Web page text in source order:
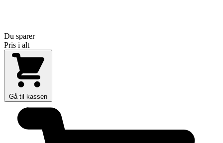
Du sparer
Pris i alt
Gå til kassen